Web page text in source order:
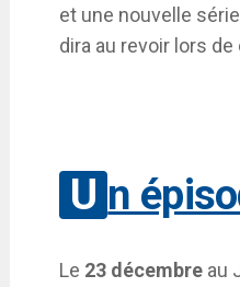
et une nouvelle
dira au revoir lors
Un
Le 23 décembre au